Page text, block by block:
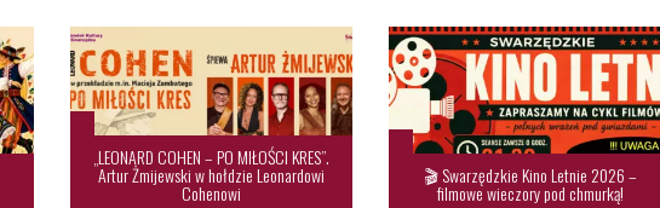
„LEONARD COHEN – PO MIŁOŚCI KRES”.
Artur Żmijewski w hołdzie Leonardowi
Cohenowi
🎬 Swarzędzkie Kino Letnie 2026 –
filmowe wieczory pod chmurką!